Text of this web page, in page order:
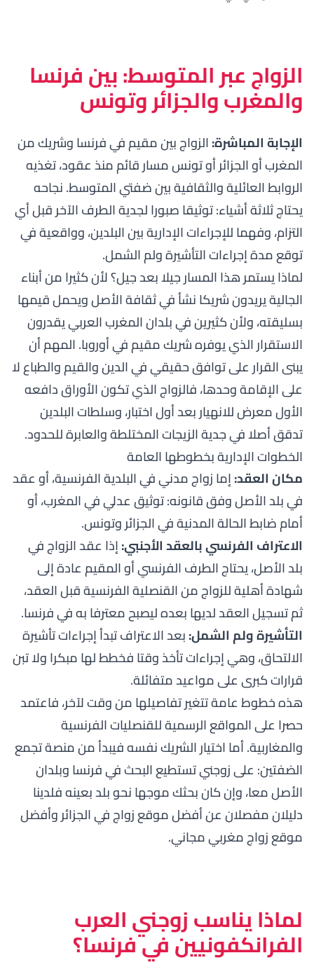
الزواج عبر المتوسط: بين فرنسا
والمغرب والجزائر وتونس
الإجابة المباشرة:الزواج بين مقيم في فرنسا وشريك من
المغرب أو الجزائر أو تونس مسار قائم منذ عقود، تغذيه
الروابط العائلية والثقافية بين ضفتي المتوسط. نجاحه
يحتاج ثلاثة أشياء: توثيقا صبورا لجدية الطرف الآخر قبل أي
التزام، وفهما للإجراءات الإدارية بين البلدين، وواقعية في
توقع مدة إجراءات التأشيرة ولم الشمل.
لماذا يستمر هذا المسار جيلا بعد جيل؟ لأن كثيرا من أبناء
الجالية يريدون شريكا نشأ في ثقافة الأصل ويحمل قيمها
بسليقته، ولأن كثيرين في بلدان المغرب العربي يقدرون
الاستقرار الذي يوفره شريك مقيم في أوروبا. المهم أن
يبنى القرار على توافق حقيقي في الدين والقيم والطباع لا
على الإقامة وحدها، فالزواج الذي تكون الأوراق دافعه
الأول معرض للانهيار بعد أول اختبار، وسلطات البلدين
تدقق أصلا في جدية الزيجات المختلطة والعابرة للحدود.
الخطوات الإدارية بخطوطها العامة
مكان العقد:إما زواج مدني في البلدية الفرنسية، أو عقد
في بلد الأصل وفق قانونه: توثيق عدلي في المغرب، أو
أمام ضابط الحالة المدنية في الجزائر وتونس.
الاعتراف الفرنسي بالعقد الأجنبي:إذا عقد الزواج في
بلد الأصل، يحتاج الطرف الفرنسي أو المقيم عادة إلى
شهادة أهلية للزواج من القنصلية الفرنسية قبل العقد،
ثم تسجيل العقد لديها بعده ليصبح معترفا به في فرنسا.
التأشيرة ولم الشمل:بعد الاعتراف تبدأ إجراءات تأشيرة
الالتحاق، وهي إجراءات تأخذ وقتا فخطط لها مبكرا ولا تبن
قرارات كبرى على مواعيد متفائلة.
هذه خطوط عامة تتغير تفاصيلها من وقت لآخر، فاعتمد
حصرا على المواقع الرسمية للقنصليات الفرنسية
والمغاربية. أما اختيار الشريك نفسه فيبدأ من منصة تجمع
الضفتين: على زوجني تستطيع البحث في فرنسا وبلدان
الأصل معا، وإن كان بحثك موجها نحو بلد بعينه فلدينا
دليلان مفصلان عنأفضل موقع زواج في الجزائروأفضل
موقع زواج مغربي مجاني.
لماذا يناسب زوجني العرب
الفرانكفونيين في فرنسا؟